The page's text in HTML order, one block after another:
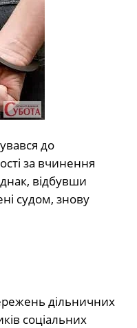
до
за вчинення
відбувши
судом, знову
дільничних
соціальних